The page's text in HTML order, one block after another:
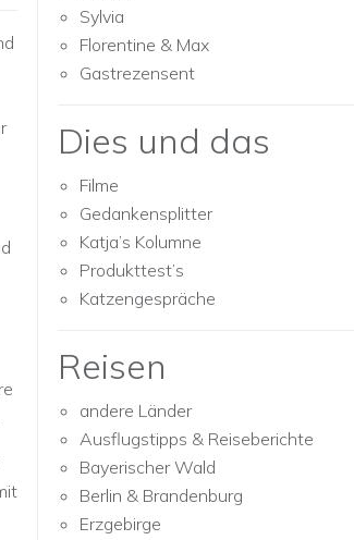
Sylvia
Florentine & Max
Gastrezensent
Dies und das
Filme
Gedankensplitter
Katja’s Kolumne
Produkttest’s
Katzengespräche
Reisen
andere Länder
Ausflugstipps & Reiseberichte
Bayerischer Wald
Berlin & Brandenburg
Erzgebirge